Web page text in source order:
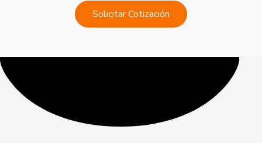
Solicitar Cotización